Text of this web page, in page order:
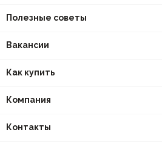
Полезные советы
Вакансии
Как купить
Компания
Контакты